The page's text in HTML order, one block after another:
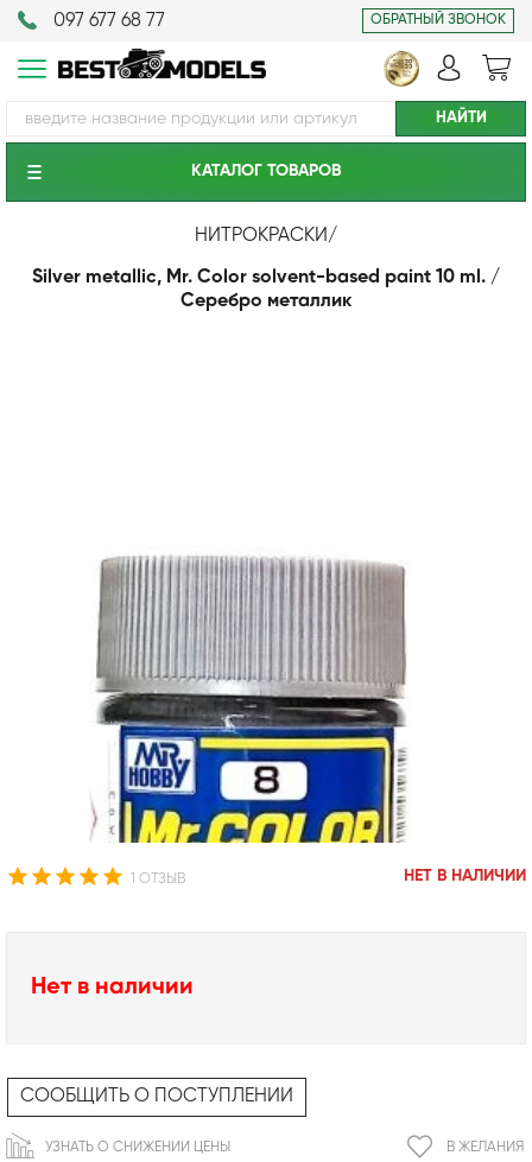
097 677 68 77 ОБРАТНЫЙ ЗВОНОК
КАТАЛОГ ТОВАРОВ
НИТРОКРАСКИ/
Silver metallic, Mr. Color solvent-based paint 10 ml. /
Серебро металлик
1 ОТЗЫВ НЕТ В НАЛИЧИИ
Нет в наличии
СООБЩИТЬ О ПОСТУПЛЕНИИ
В ЖЕЛАНИЯ
УЗНАТЬ О СНИЖЕНИИ ЦЕНЫ